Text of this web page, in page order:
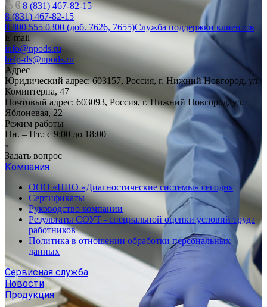
8 (831) 467-82-15
8 (831) 467-82-15
8 800 555 0300 (доб. 7626, 7655)Служба поддержки клиентов
E-mail
info@npods.ru
help-ds@npods.ru
Адрес
Юридический адрес: 603157, Россия, г. Нижний Новгород, ул.
Коминтерна, 47
Почтовый адрес: 603093, Россия, г. Нижний Новгород, ул.
Яблоневая, 22
Режим работы
Пн. – Пт.: с 9:00 до 18:00
Задать вопрос
Компания
ООО «НПО «Диагностические системы» сегодня
Сертификаты
Руководство компании
Результаты СОУТ - специальной оценки условий труда
работников
Политика в отношении обработки персональных
данных
Сервисная служба
Новости
Продукция